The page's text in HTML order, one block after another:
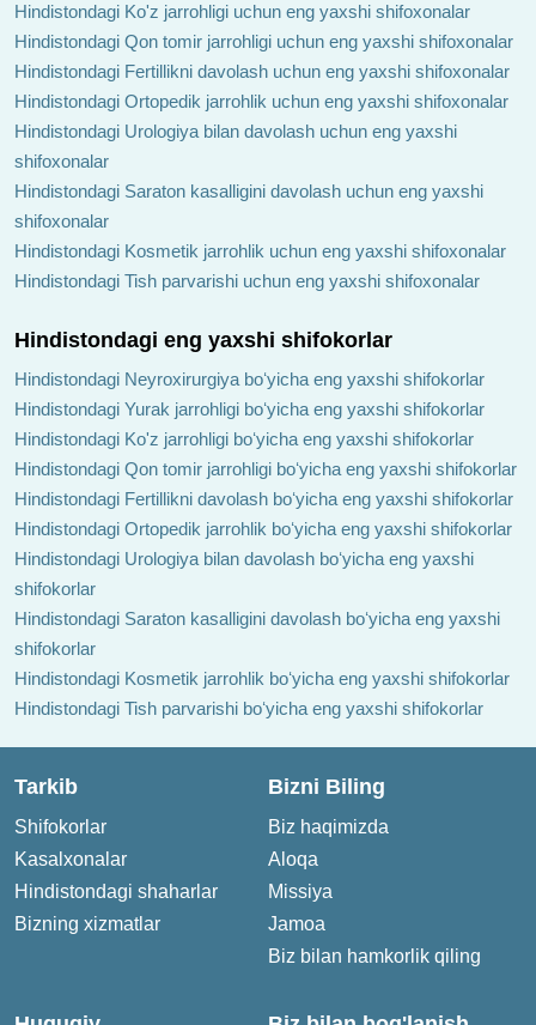
Hindistondagi Ko'z jarrohligi uchun eng yaxshi shifoxonalar
Hindistondagi Qon tomir jarrohligi uchun eng yaxshi shifoxonalar
Hindistondagi Fertillikni davolash uchun eng yaxshi shifoxonalar
Hindistondagi Ortopedik jarrohlik uchun eng yaxshi shifoxonalar
Hindistondagi Urologiya bilan davolash uchun eng yaxshi
shifoxonalar
Hindistondagi Saraton kasalligini davolash uchun eng yaxshi
shifoxonalar
Hindistondagi Kosmetik jarrohlik uchun eng yaxshi shifoxonalar
Hindistondagi Tish parvarishi uchun eng yaxshi shifoxonalar
Hindistondagi eng yaxshi shifokorlar
Hindistondagi Neyroxirurgiya boʻyicha eng yaxshi shifokorlar
Hindistondagi Yurak jarrohligi boʻyicha eng yaxshi shifokorlar
Hindistondagi Ko'z jarrohligi boʻyicha eng yaxshi shifokorlar
Hindistondagi Qon tomir jarrohligi boʻyicha eng yaxshi shifokorlar
Hindistondagi Fertillikni davolash boʻyicha eng yaxshi shifokorlar
Hindistondagi Ortopedik jarrohlik boʻyicha eng yaxshi shifokorlar
Hindistondagi Urologiya bilan davolash boʻyicha eng yaxshi
shifokorlar
Hindistondagi Saraton kasalligini davolash boʻyicha eng yaxshi
shifokorlar
Hindistondagi Kosmetik jarrohlik boʻyicha eng yaxshi shifokorlar
Hindistondagi Tish parvarishi boʻyicha eng yaxshi shifokorlar
Tarkib
Shifokorlar
Kasalxonalar
Hindistondagi shaharlar
Bizning xizmatlar
Bizni Biling
Biz haqimizda
Aloqa
Missiya
Jamoa
Biz bilan hamkorlik qiling